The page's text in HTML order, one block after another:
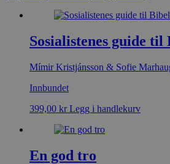
Sosialistenes guide til
Mímir Kristjánsson & Sofie
Innbundet
399,00 kr Legg i handlekurv
En god tro